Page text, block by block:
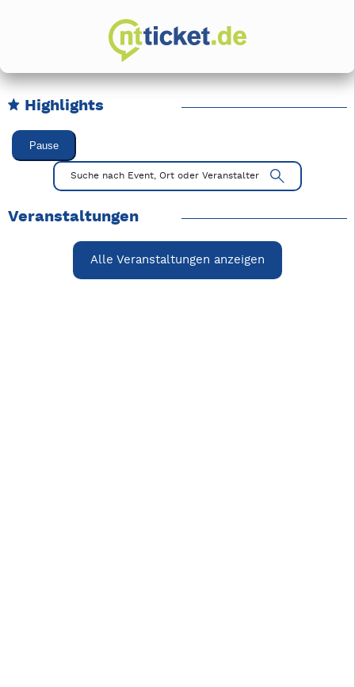
Highlights
Karussell Veranstaltungen überspringen
Pause
Mit Tab zu den Steuerelementen wechseln. Mit Pfeiltasten
Suche nach Event, Ort oder Veranstalter
Veranstaltungen
Alle Veranstaltungen anzeigen